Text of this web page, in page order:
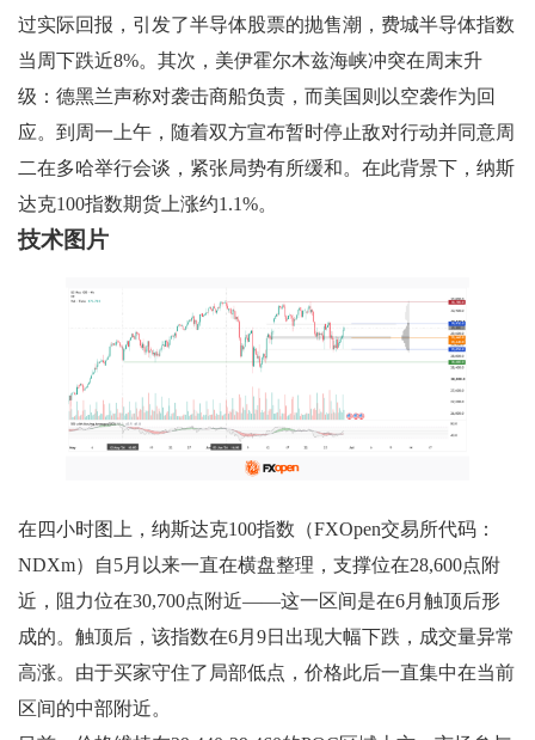
过实际回报，引发了半导体股票的抛售潮，费城半导体指数
当周下跌近8%。其次，美伊霍尔木兹海峡冲突在周末升
级：德黑兰声称对袭击商船负责，而美国则以空袭作为回
应。到周一上午，随着双方宣布暂时停止敌对行动并同意周
二在多哈举行会谈，紧张局势有所缓和。在此背景下，纳斯
达克100指数期货上涨约1.1%。
技术图片
在四小时图上，纳斯达克100指数（FXOpen交易所代码：
NDXm）自5月以来一直在横盘整理，支撑位在28,600点附
近，阻力位在30,700点附近——这一区间是在6月触顶后形
成的。触顶后，该指数在6月9日出现大幅下跌，成交量异常
高涨。由于买家守住了局部低点，价格此后一直集中在当前
区间的中部附近。